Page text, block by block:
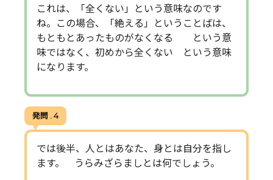
これは、「全くない」という意味なのです
ね。この場合、「絶える」ということばは、
もともとあったものがなくなる という意
味ではなく、初めから全くない という意味
になります。
発問 . 4
では後半、人とはあなた、身とは自分を指し
ます。 うらみざらましとは何でしょう。